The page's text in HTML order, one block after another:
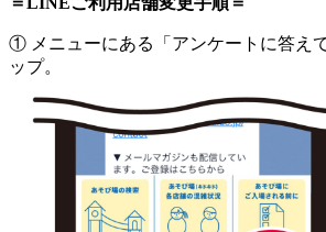
① メニューにある「アンケートに答え
ップ。